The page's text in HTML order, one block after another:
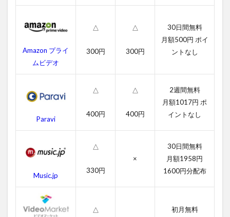
$ミリ
アの
字幕
動画
吹き
動画
3
ラ
リ
Amazon プライ
ムビデオ
△
300円
△
300円
30日間無料
月額500円 ポイ
ントなし
Paravi
△
400円
△
400円
2週間無料
月額1017円 ポ
イントなし
Music.jp
△
330円
×
30日間無料
月額1958円
1600円分配布
△
初月無料